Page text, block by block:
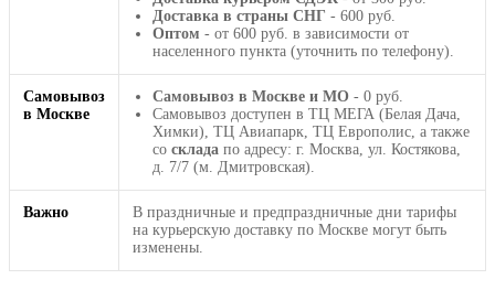
Доставка в страны СНГ - 600 руб.
Оптом - от 600 руб. в зависимости от
населенного пункта (уточнить по телефону).
Самовывоз
в Москве
Самовывоз в Москве и МО - 0 руб.
Самовывоз доступен в ТЦ МЕГА (Белая Дача,
Химки), ТЦ Авиапарк, ТЦ Европолис, а также
со склада по адресу: г. Москва, ул. Костякова,
д. 7/7 (м. Дмитровская).
Важно
В праздничные и предпраздничные дни тарифы
на курьерскую доставку по Москве могут быть
изменены.